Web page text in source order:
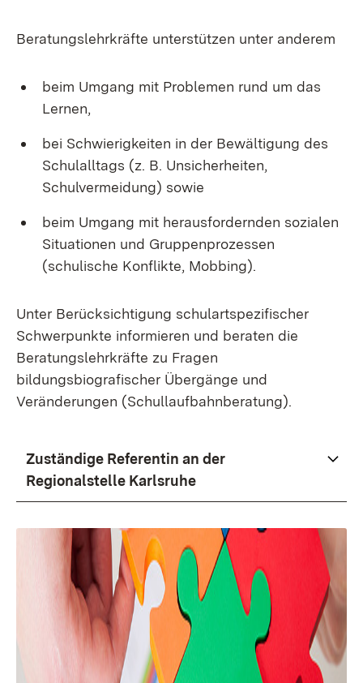
Beratungslehrkräfte unterstützen unter anderem
beim Umgang mit Problemen rund um das
Lernen,
bei Schwierigkeiten in der Bewältigung des
Schulalltags (z. B. Unsicherheiten,
Schulvermeidung) sowie
beim Umgang mit herausfordernden sozialen
Situationen und Gruppenprozessen
(schulische Konflikte, Mobbing).
Unter Berücksichtigung schulartspezifischer
Schwerpunkte informieren und beraten die
Beratungslehrkräfte zu Fragen
bildungsbiografischer Übergänge und
Veränderungen (Schullaufbahnberatung).
Zuständige Referentin an der
Regionalstelle Karlsruhe